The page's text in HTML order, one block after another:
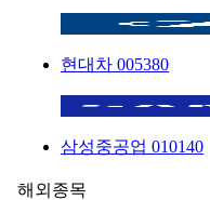
현대차 005380
삼성중공업 010140
해외종목